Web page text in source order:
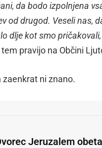
da bodo izpolnjena
od drugod. Veseli nas,
dlje kot smo
tem pravijo na Občini
zaenkrat ni znano.
Jeruzalem